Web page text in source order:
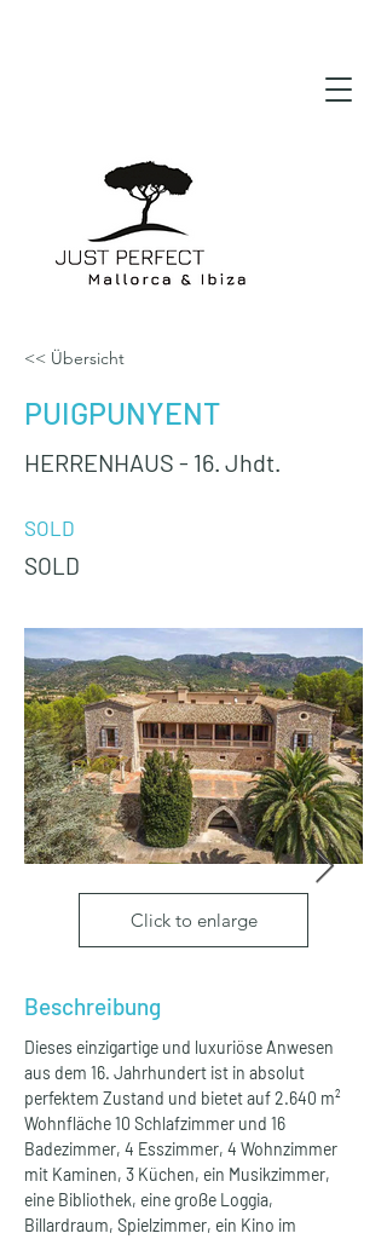
<< Übersicht
PUIGPUNYENT
HERRENHAUS - 16. Jhdt.
SOLD
SOLD
Click to enlarge
Beschreibung
Dieses einzigartige und luxuriöse Anwesen
aus dem 16. Jahrhundert ist in absolut
perfektem Zustand und bietet auf 2.640 m²
Wohnfläche 10 Schlafzimmer und 16
Badezimmer, 4 Esszimmer, 4 Wohnzimmer
mit Kaminen, 3 Küchen, ein Musikzimmer,
eine Bibliothek, eine große Loggia,
Billardraum, Spielzimmer, ein Kino im